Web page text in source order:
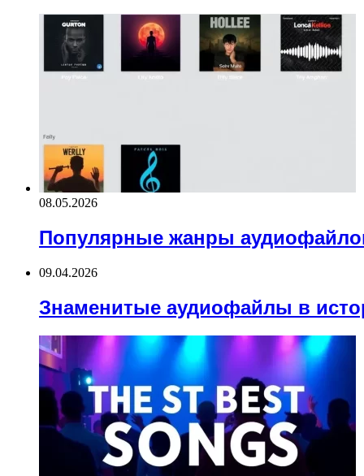
08.05.2026
Популярные жанры
09.04.2026
Знаменитые аудиофайлы в